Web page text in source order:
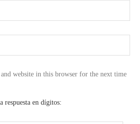
website in this browser for the next time
respuesta en dígitos: